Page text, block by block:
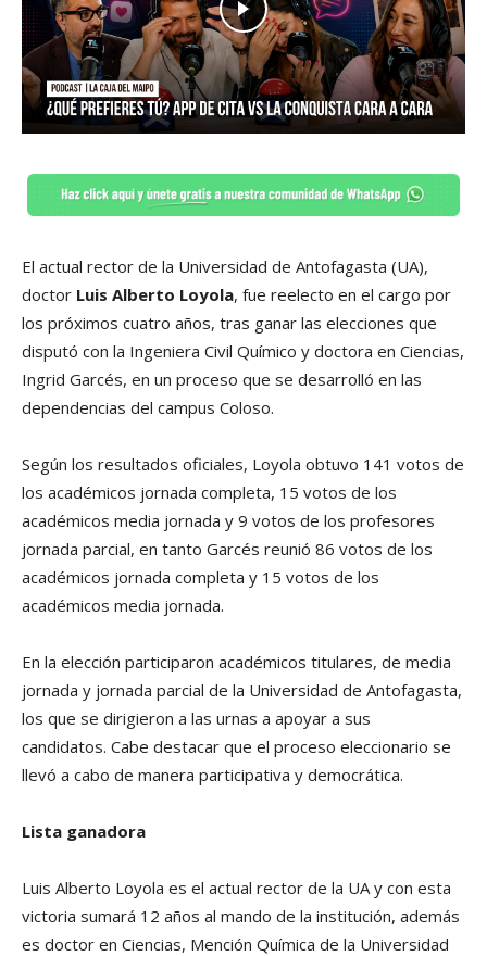
El actual rector de la Universidad de Antofagasta (UA),
doctor Luis Alberto Loyola, fue reelecto en el cargo por
los próximos cuatro años, tras ganar las elecciones que
disputó con la Ingeniera Civil Químico y doctora en Ciencias,
Ingrid Garcés, en un proceso que se desarrolló en las
dependencias del campus Coloso.
Según los resultados oficiales, Loyola obtuvo 141 votos de
los académicos jornada completa, 15 votos de los
académicos media jornada y 9 votos de los profesores
jornada parcial, en tanto Garcés reunió 86 votos de los
académicos jornada completa y 15 votos de los
académicos media jornada.
En la elección participaron académicos titulares, de media
jornada y jornada parcial de la Universidad de Antofagasta,
los que se dirigieron a las urnas a apoyar a sus
candidatos. Cabe destacar que el proceso eleccionario se
llevó a cabo de manera participativa y democrática.
Lista ganadora
Luis Alberto Loyola es el actual rector de la UA y con esta
victoria sumará 12 años al mando de la institución, además
es doctor en Ciencias, Mención Química de la Universidad